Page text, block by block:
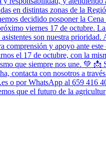
que el futuro de la agricultur